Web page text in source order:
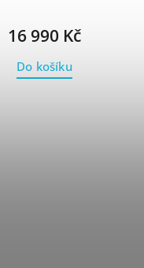
16 990 Kč
Do košíku